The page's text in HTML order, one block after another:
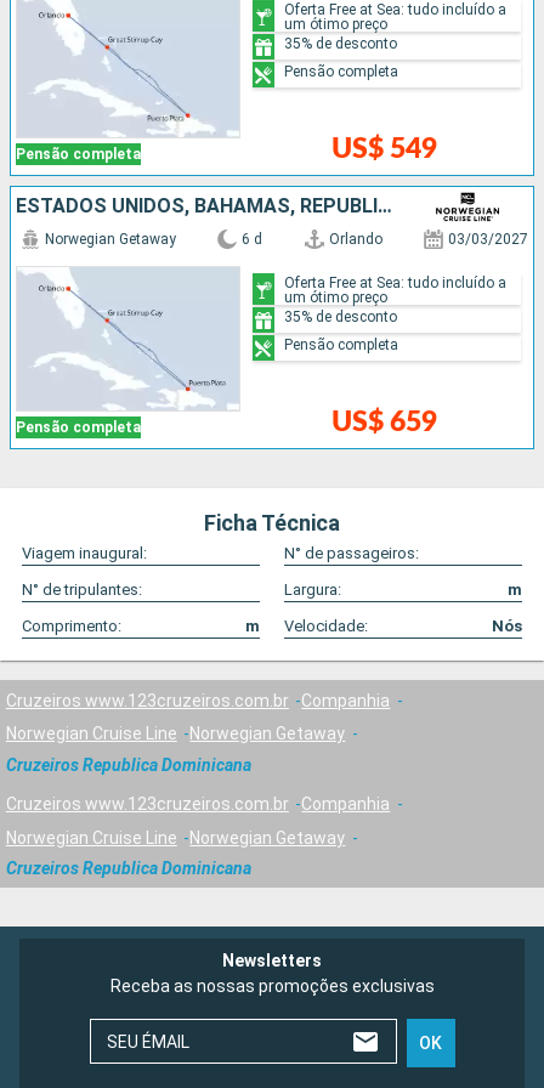
Pensão completa US$ 549
Oferta Free at Sea: tudo incluído a
um ótimo preço
35% de desconto
Pensão completa
ESTADOS UNIDOS, BAHAMAS, REPUBLICA DOMINICANA
Pensão completa
Norwegian Getaway 6 d Orlando 03/03/2027
US$ 659
Oferta Free at Sea: tudo incluído a
um ótimo preço
35% de desconto
Pensão completa
Ficha Técnica
Viagem inaugural:
N° de passageiros:
N° de tripulantes:
Largura:
m
Comprimento:
m Velocidade: Nós
Cruzeiros www.123cruzeiros.com.br
Companhia
Norwegian Cruise Line
Norwegian Getaway
Cruzeiros Republica Dominicana
Cruzeiros www.123cruzeiros.com.br
Companhia
Norwegian Cruise Line
Norwegian Getaway
Cruzeiros Republica Dominicana
Newsletters
Receba as nossas promoções exclusivas
SEU ÉMAIL OK